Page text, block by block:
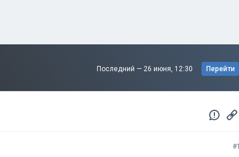
Последний — 26 июня, 12:30 Перейти
#1